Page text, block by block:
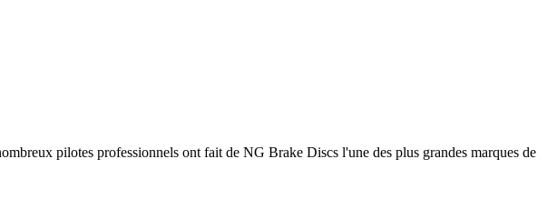
pilotes professionnels ont fait de NG Brake Discs l'une des plus grandes marques de